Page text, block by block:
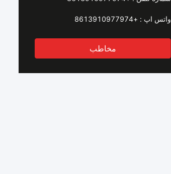
واتس اپ : +8613910977974
مخاطب